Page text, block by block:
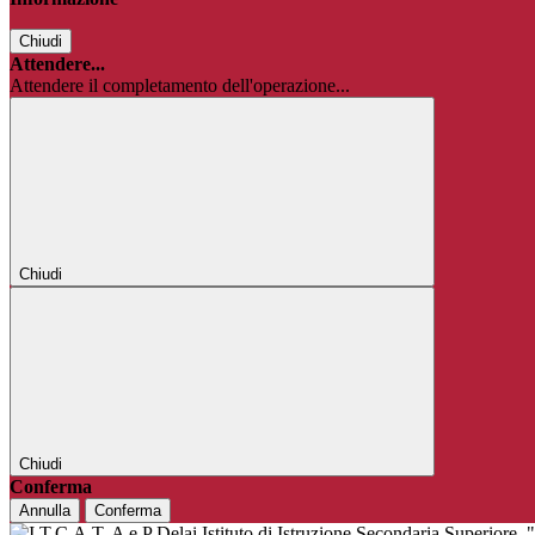
Chiudi
Attendere...
Attendere il completamento dell'operazione...
Chiudi
Chiudi
Conferma
Annulla Conferma